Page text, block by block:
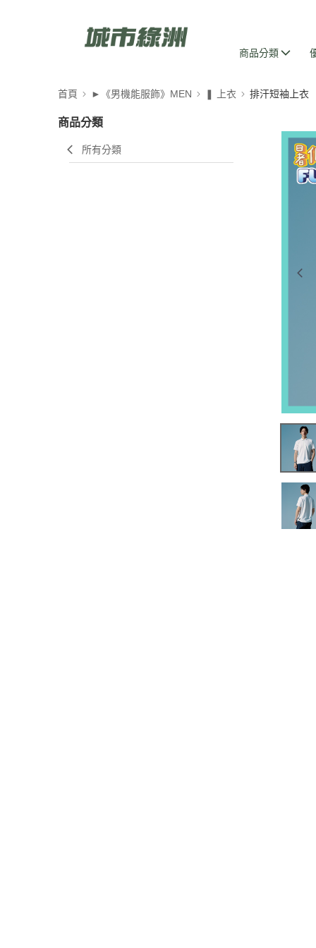
商品分類
首頁 ►《男機能服飾》MEN ❚ 上衣 排汗短袖上衣
商品分類
所有分類